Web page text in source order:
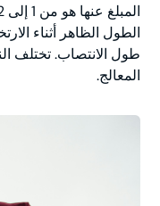
الطول الظاهر أثناء
طول الانتصاب. تختلف
المعالج.